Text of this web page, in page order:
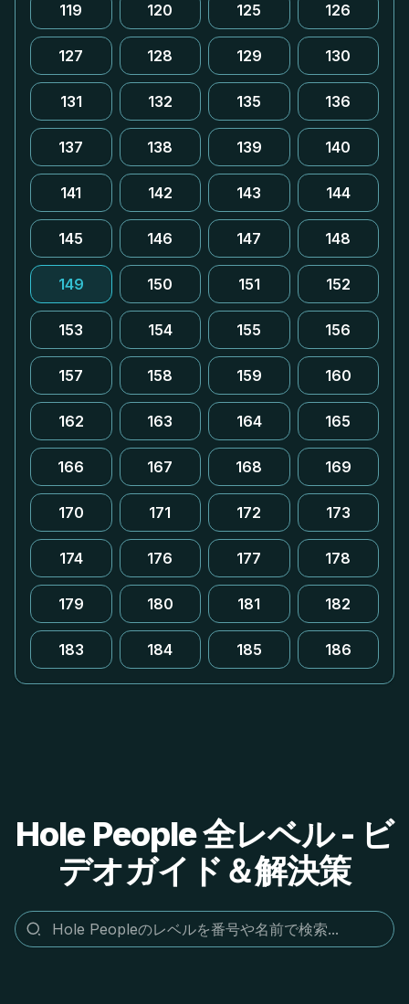
119 120 125 126
127 128 129 130
131 132 135 136
137 138 139 140
141 142 143 144
145 146 147 148
149 150 151 152
153 154 155 156
157 158 159 160
162 163 164 165
166 167 168 169
170 171 172 173
174 176 177 178
179 180 181 182
183 184 185 186
Hole People 全レベル - ビ
デオガイド＆解決策